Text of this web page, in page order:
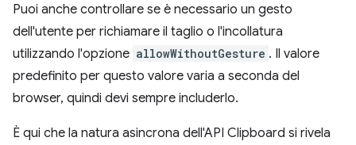
Puoi anche controllare se è necessario un gesto
dell'utente per richiamare il taglio o l'incollatura
utilizzando l'opzione allowWithoutGesture . Il valore
predefinito per questo valore varia a seconda del
browser, quindi devi sempre includerlo.
È qui che la natura asincrona dell'API Clipboard si rivela